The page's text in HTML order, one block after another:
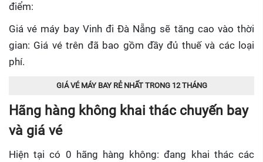
điểm:
Giá vé máy bay Vinh đi Đà Nẵng sẽ tăng cao vào thời
gian: Giá vé trên đã bao gồm đầy đủ thuế và các loại
phí.
GIÁ VÉ MÁY BAY RẺ NHẤT TRONG 12 THÁNG
Hãng hàng không khai thác chuyến bay
và giá vé
Hiện tại có 0 hãng hàng không: đang khai thác các